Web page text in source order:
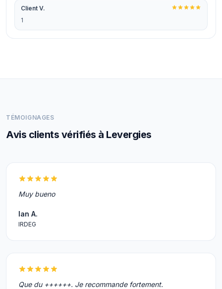
Client V.
1
TÉMOIGNAGES
Avis clients vérifiés à Levergies
Muy bueno
Ian A.
IRDEG
Que du ++++++. Je recommande fortement.